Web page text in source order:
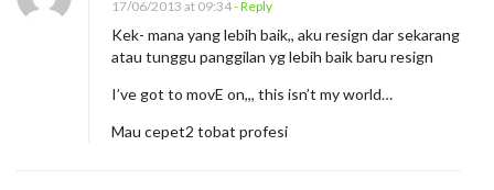
17/06/2013 at 09:34- Reply
Kek- mana yang lebih baik,, aku resign dar sekarang
atau tunggu panggilan yg lebih baik baru resign
I’ve got to movE on,,, this isn’t my world…
Mau cepet2 tobat profesi